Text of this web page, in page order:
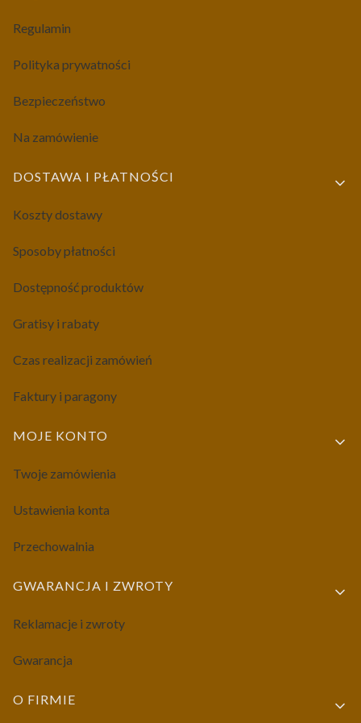
Regulamin
Polityka prywatności
Bezpieczeństwo
Na zamówienie
DOSTAWA I PŁATNOŚCI
Koszty dostawy
Sposoby płatności
Dostępność produktów
Gratisy i rabaty
Czas realizacji zamówień
Faktury i paragony
MOJE KONTO
Twoje zamówienia
Ustawienia konta
Przechowalnia
GWARANCJA I ZWROTY
Reklamacje i zwroty
Gwarancja
O FIRMIE